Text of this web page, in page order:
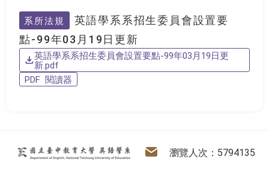
系所法規
英語學系系招生委員會設置要
點-99年03月19日更新
英語學系系招生委員會設置要點-99年03月19日更
新.pdf
PDF 閱讀器
::: 瀏覽人次：5794135
英語學系
電子信箱